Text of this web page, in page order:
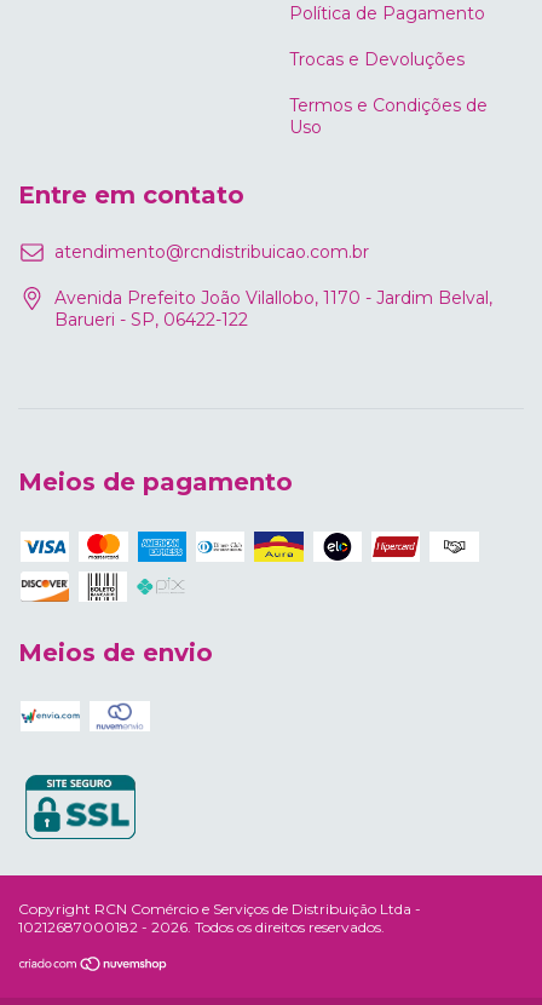
Política de Pagamento
Trocas e Devoluções
Termos e Condições de
Uso
Entre em contato
atendimento@rcndistribuicao.com.br
Avenida Prefeito João Vilallobo, 1170 - Jardim Belval,
Barueri - SP, 06422-122
Meios de pagamento
Meios de envio
Copyright RCN Comércio e Serviços de Distribuição Ltda -
10212687000182 - 2026. Todos os direitos reservados.